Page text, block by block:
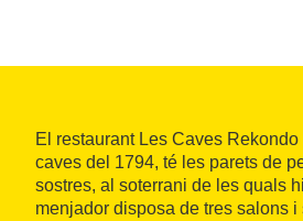
El restaurant Les Caves
caves del 1794, té les parets de
sostres, al soterrani de les quals
menjador disposa de tres salons